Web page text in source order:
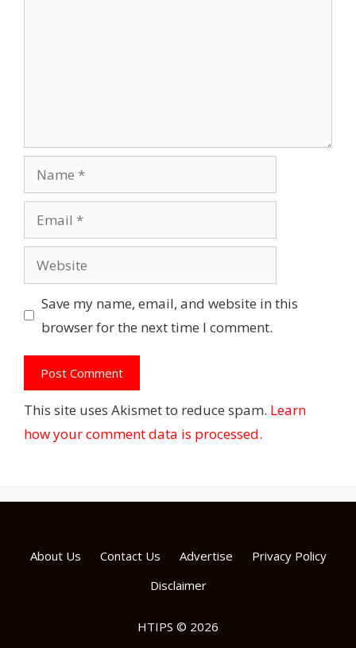
Name
Email
Website
Save my name, email, and website in this
browser for the next time I comment.
This site uses Akismet to reduce spam. Learn
how your comment data is processed.
About Us Contact Us Advertise
Privacy Policy
Disclaimer
HTIPS © 2026